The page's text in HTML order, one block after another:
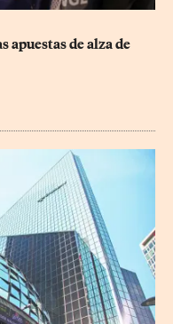
apuestas de alza de